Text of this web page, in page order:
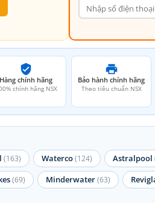
Hàng chính hãng
chính hãng NSX
Bảo hành chính hãng
Theo tiêu chuẩn NSX
(163) Waterco(124) Astralpool
(69) Minderwater(63)